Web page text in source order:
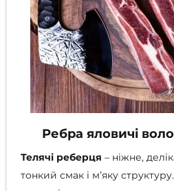
Ребра яловичі
Телячі реберця – ніжне,
тонкий смак і м’яку